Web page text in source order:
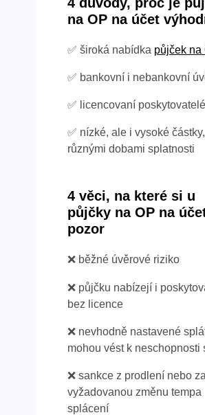
na OP na účet
✅ široká nabídka půjček na
✅ bankovní i nebankovní
✅ licencovaní poskytovatelé
✅ nízké, ale i vysoké
různými dobami splatnosti
4 věci, na které si u
půjčky na OP na
pozor
❌ běžné úvěrové riziko
❌ půjčku nabízejí i
bez licence
❌ nevhodně nastavené
mohou vést k neschopnosti
❌ sankce z prodlení nebo za
vyžadovanou změnu tempa
splácení